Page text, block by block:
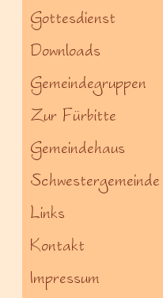
Gottesdienst
Downloads
Gemeindegruppen
Zur Fürbitte
Gemeindehaus
Schwestergemeinde
Links
Kontakt
Impressum